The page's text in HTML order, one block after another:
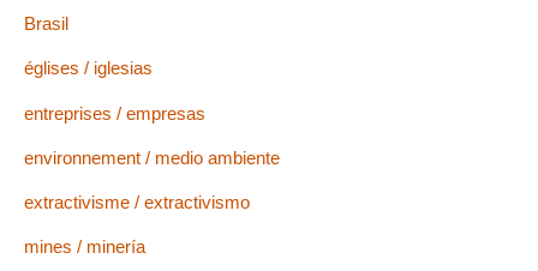
Brasil
églises / iglesias
entreprises / empresas
environnement / medio ambiente
extractivisme / extractivismo
mines / minería